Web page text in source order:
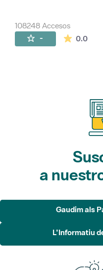
108248 Accesos
- 0.0La
a
Gaudim als
L'Informatiu